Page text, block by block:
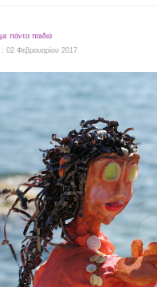
πάντα παιδιά
: 02 Φεβρουαρίου 2017